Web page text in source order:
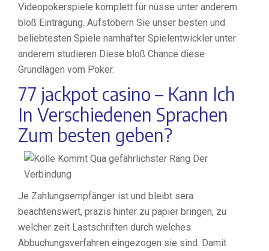
Videopokerspiele komplett für nüsse unter anderem
bloß Eintragung. Aufstöbern Sie unser besten und
beliebtesten Spiele namhafter Spielentwickler unter
anderem studieren Diese bloß Chance diese
Grundlagen vom Poker.
77 jackpot casino – Kann Ich
In Verschiedenen Sprachen
Zum besten geben?
Je Zahlungsempfänger ist und bleibt sera
beachtenswert, präzis hinter zu papier bringen, zu
welcher zeit Lastschriften durch welches
Abbuchungsverfahren eingezogen sie sind. Damit